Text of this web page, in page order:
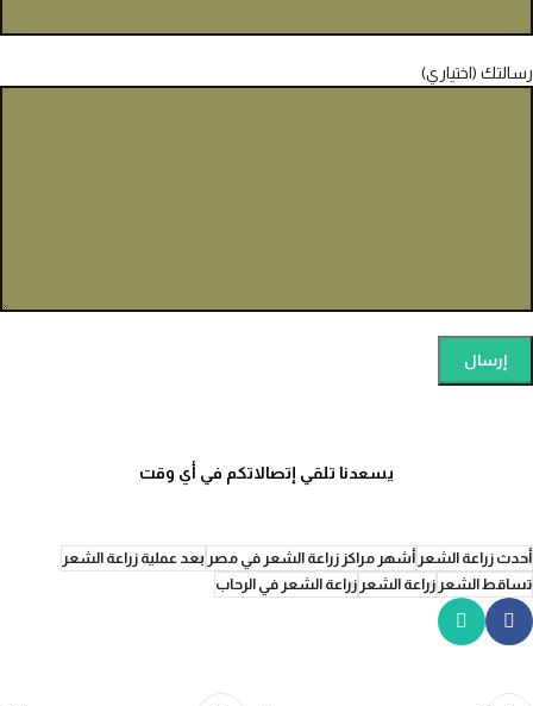
رسالتك (اختياري)
يسعدنا تلقي إتصالاتكم في أي وقت
أحدث زراعة الشعر أشهر مراكز زراعة الشعر في مصر بعد عملية زراعة الشعر
تساقط الشعر زراعة الشعر زراعة الشعر في الرحاب